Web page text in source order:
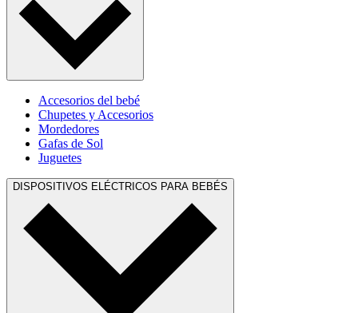
Accesorios del bebé
Chupetes y Accesorios
Mordedores
Gafas de Sol
Juguetes
DISPOSITIVOS ELÉCTRICOS PARA BEBÉS